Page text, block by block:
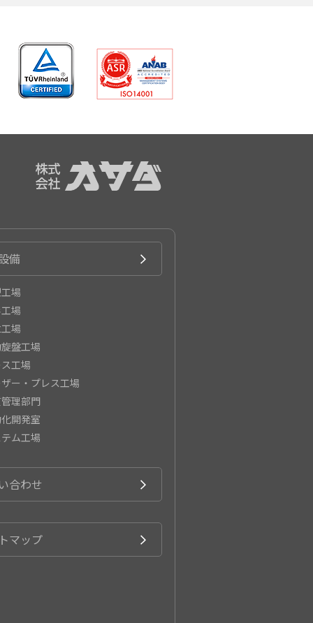
備
場
場
場
盤工場
工場
ー・プレス工場
理部門
開発室
ム工場
合わせ
マップ